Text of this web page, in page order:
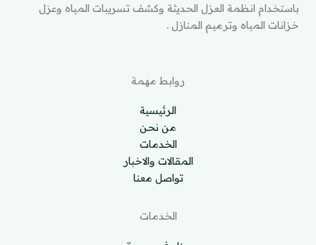
باستخدام انظمة العزل الحديثة وكشف تسريبات المياه وعزل
خزانات المياه وترميم المنازل .
روابط مهمة
الرئيسية
من نحن
الخدمات
المقالات والاخبار
تواصل معنا
الخدمات